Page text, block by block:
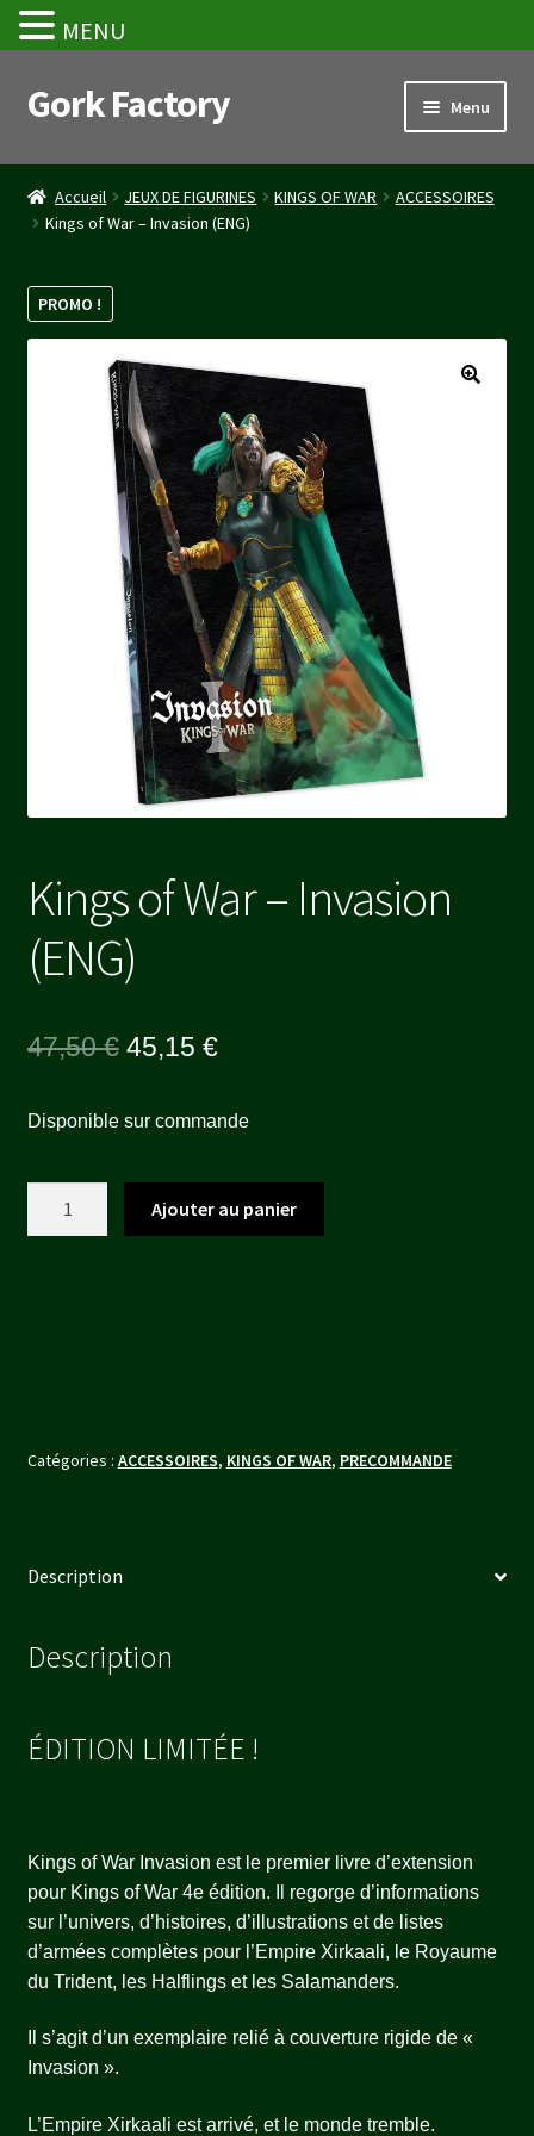
Aller
à
navigation
Aller
au
Gork Factory Menu
Accueil
CGV
Mon compte
Stripe Payment Success Page
Validation de la commande
Accueil JEUX DE FIGURINES KINGS OF WAR
ACCESSOIRES
Kings of War – Invasion (ENG)
PROMO !
Kings of War – Invasion
(ENG)
47,50€ Le
initial
47,50 €.
45,15 €Le
actuel
45,15 €.
Disponible sur commande
Ajouter au panier
Catégories : ACCESSOIRES, KINGS OF WAR, PRECOMMANDE
Description
Description
ÉDITION LIMITÉE !
Kings of War Invasion est le premier livre d’extension
pour Kings of War 4e édition. Il regorge d’informations
sur l’univers, d’histoires, d’illustrations et de listes
d’armées complètes pour l’Empire Xirkaali, le Royaume
du Trident, les Halflings et les Salamanders.
Il s’agit d’un exemplaire relié à couverture rigide de «
Invasion ».
L’Empire Xirkaali est arrivé, et le monde tremble.
MENU